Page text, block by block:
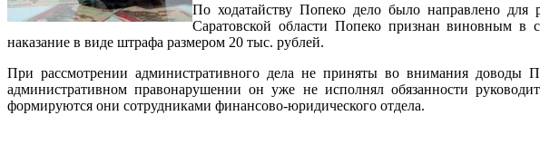
По ходатайству Попеко дело было направлено
Саратовской области Попеко признан виновным в
наказание в виде штрафа размером 20 тыс. рублей.
При рассмотрении административного дела не приняты во внимания доводы
административном правонарушении он уже не исполнял обязанности
формируются они сотрудниками финансово-юридического отдела.